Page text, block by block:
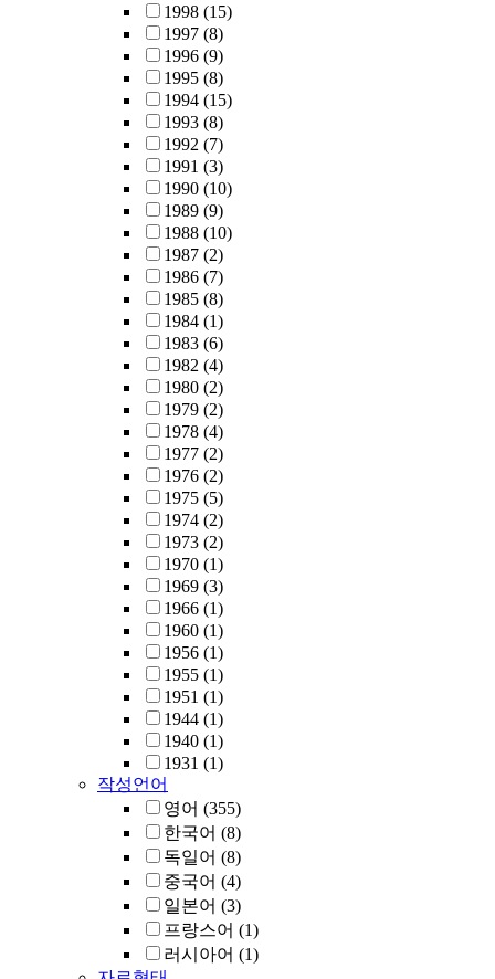
1998 (15)
1997 (8)
1996 (9)
1995 (8)
1994 (15)
1993 (8)
1992 (7)
1991 (3)
1990 (10)
1989 (9)
1988 (10)
1987 (2)
1986 (7)
1985 (8)
1984 (1)
1983 (6)
1982 (4)
1980 (2)
1979 (2)
1978 (4)
1977 (2)
1976 (2)
1975 (5)
1974 (2)
1973 (2)
1970 (1)
1969 (3)
1966 (1)
1960 (1)
1956 (1)
1955 (1)
1951 (1)
1944 (1)
1940 (1)
1931 (1)
작성언어
영어 (355)
한국어 (8)
독일어 (8)
중국어 (4)
일본어 (3)
프랑스어 (1)
러시아어 (1)